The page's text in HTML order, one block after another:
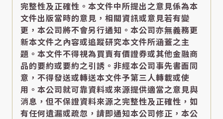
完整性及正確性。本文件中所提出之意見係為本
文件出版當時的意見，相關資訊或意見若有變
更，本公司將不會另行通知。本公司亦無義務更
新本文件之內容或追蹤研究本文件所涵蓋之主
題。本文件不得視為買賣有價證券或其他金融商
品的要約或要約之引誘。非經本公司事先書面同
意，不得發送或轉送本文件予第三人轉載或使
用。本公司就可靠資料或來源提供適當之意見與
消息，但不保證資料來源之完整性及正確性，如
有任何遺漏或疏忽，請即通知本公司修正，本公